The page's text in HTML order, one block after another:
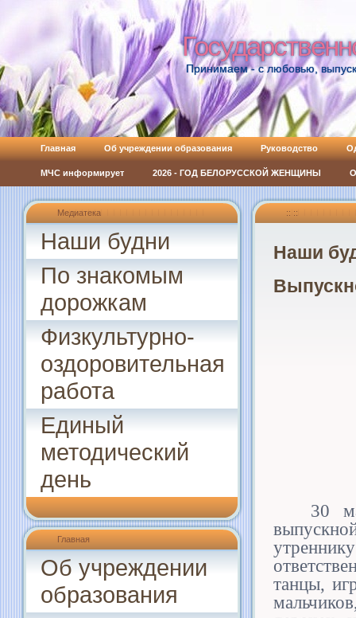
Принимаем - с любовью,
Главная Об учреждении образования Руководство
МЧС информирует 2026 - ГОД БЕЛОРУССКОЙ ЖЕНЩИНЫ
Медиатека
Наши будни
По знакомым
дорожкам
Физкультурно-
оздоровительная
работа
Единый
методический
день
Главная
Об учреждении
образования
:: ::
Наши
30
танцы,